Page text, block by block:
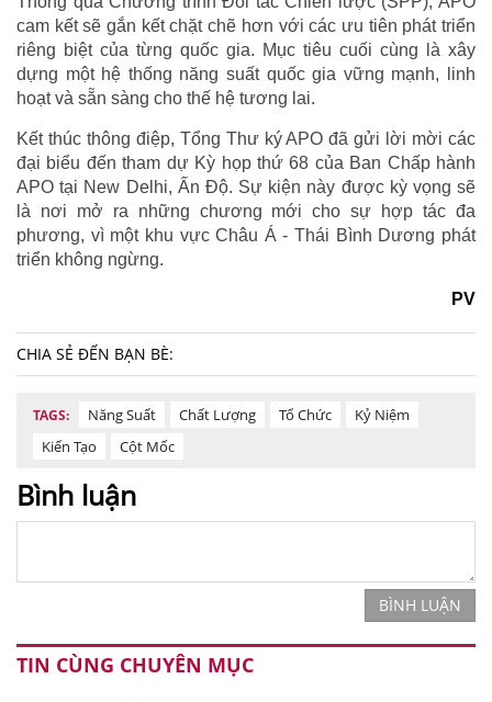
cam kết sẽ gắn kết chặt chẽ hơn với các ưu tiên phát triển
riêng biệt của từng quốc gia. Mục tiêu cuối cùng là xây
dựng một hệ thống năng suất quốc gia vững mạnh, linh
hoạt và sẵn sàng cho thế hệ tương lai.
Kết thúc thông điệp, Tổng Thư ký APO đã gửi lời mời các
đại biểu đến tham dự Kỳ họp thứ 68 của Ban Chấp hành
APO tại New Delhi, Ấn Độ. Sự kiện này được kỳ vọng sẽ
là nơi mở ra những chương mới cho sự hợp tác đa
phương, vì một khu vực Châu Á - Thái Bình Dương phát
triển không ngừng.
PV
CHIA SẺ ĐẾN BẠN BÈ:
TAGS: Năng Suất Chất Lượng Tổ Chức
Kỷ Niệm
Kiến Tạo
Cột Mốc
Bình luận
BÌNH LUẬN
TIN CÙNG CHUYÊN MỤC